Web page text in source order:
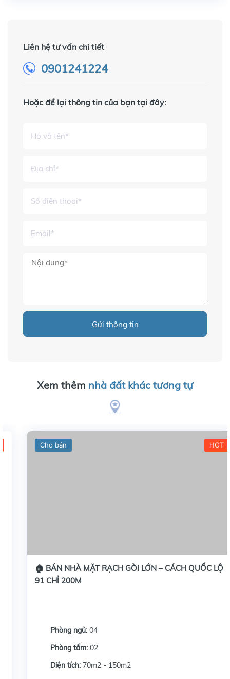
Liên hệ tư vấn chi tiết
0901241224
Hoặc để lại thông tin của bạn tại đây:
Gửi thông tin
Xem thêm nhà đất khác tương tự
Cho bán
🏠 BÁN NHÀ MẶT RẠCH GÒI LỚN – CÁCH QUỐC LỘ
91 CHỈ 200M
Phòng ngủ: 04
Phòng tắm: 02
Diện tích: 70m2 - 150m2